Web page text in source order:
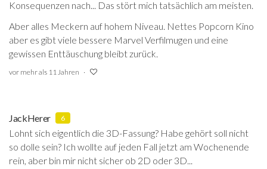
Konsequenzen nach... Das stört mich tatsächlich am meisten.
Aber alles Meckern auf hohem Niveau. Nettes Popcorn Kino
aber es gibt viele bessere Marvel Verfilmugen und eine
gewissen Enttäuschung bleibt zurück.
vor mehr als 11 Jahren
JackHerer 6
Lohnt sich eigentlich die 3D-Fassung? Habe gehört soll nicht
so dolle sein? Ich wollte auf jeden Fall jetzt am Wochenende
rein, aber bin mir nicht sicher ob 2D oder 3D...